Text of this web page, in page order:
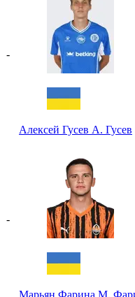
-
Алексей Гусев А. Гусев
-
Марьян Фарина М.